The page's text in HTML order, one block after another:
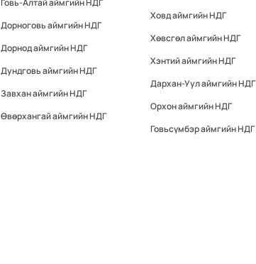
Говь-Алтай аймгийн НДГ
Дорноговь аймгийн НДГ
Дорнод аймгийн НДГ
Дундговь аймгийн НДГ
Завхан аймгийн НДГ
Өвөрхангай аймгийн НДГ
Ховд аймгийн НДГ
Хөвсгөл аймгийн НДГ
Хэнтий аймгийн НДГ
Дархан-Уул аймгийн НДГ
Орхон аймгийн НДГ
Говьсүмбэр аймгийн НДГ